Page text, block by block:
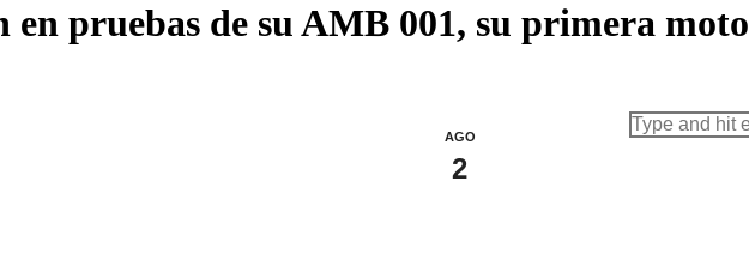
pruebas de su AMB 001, su primera moto
AGO
2
Search: